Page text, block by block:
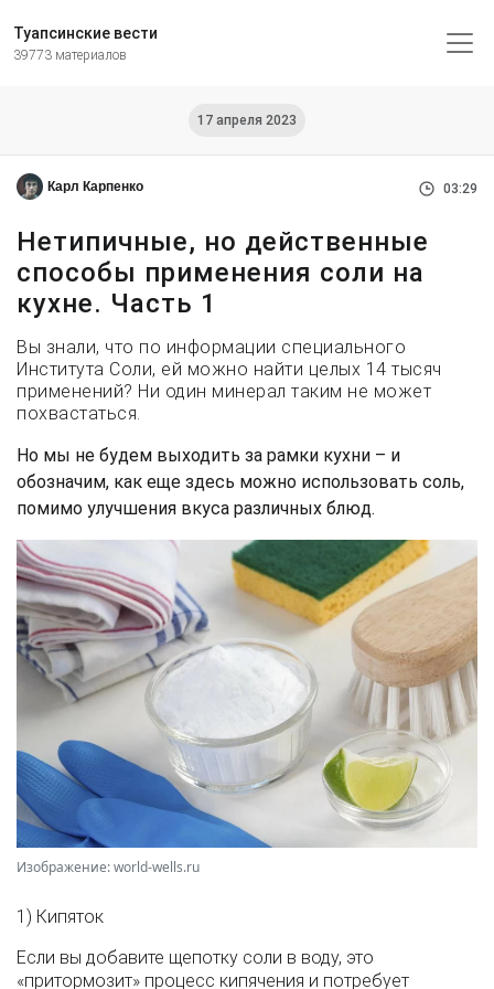
Туапсинские вести
39773 материалов
17 апреля 2023
Карл Карпенко 03:29
Нетипичные, но действенные
способы применения соли на
кухне. Часть 1
Вы знали, что по информации специального
Института Соли, ей можно найти целых 14 тысяч
применений? Ни один минерал таким не может
похвастаться.
Но мы не будем выходить за рамки кухни – и
обозначим, как еще здесь можно использовать соль,
помимо улучшения вкуса различных блюд.
Изображение: world-wells.ru
1) Кипяток
Если вы добавите щепотку соли в воду, это
«притормозит» процесс кипячения и потребует